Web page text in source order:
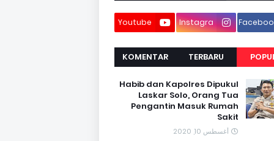
Instagra
Youtube
TERBARU
KOMENTAR
Habib dan Kapolres Dipukul
Laskar Solo, Orang Tua
Pengantin Masuk Rumah
Sakit
أغسطس 10, 2020